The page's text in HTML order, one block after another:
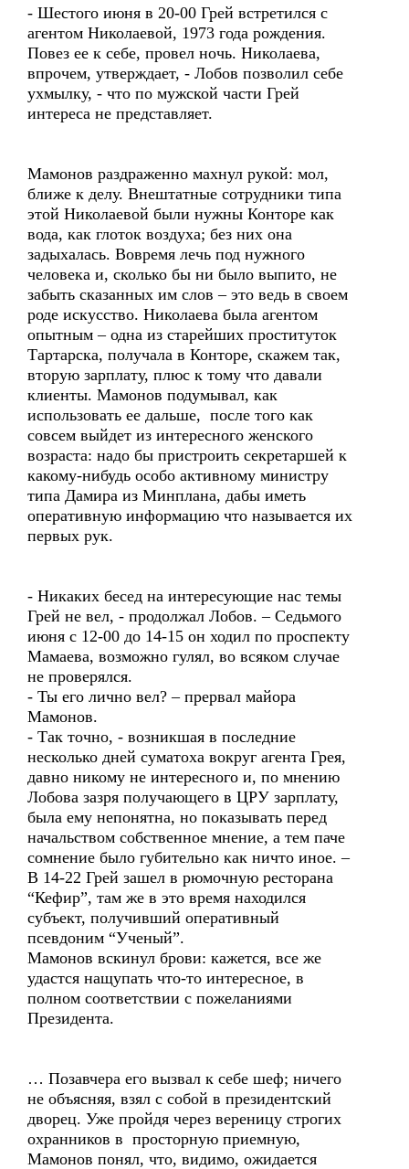
- Шестого июня в 20-00 Грей встретился с
агентом Николаевой, 1973 года рождения.
Повез ее к себе, провел ночь. Николаева,
впрочем, утверждает, - Лобов позволил себе
ухмылку, - что по мужской части Грей
интереса не представляет.
Мамонов раздраженно махнул рукой: мол,
ближе к делу. Внештатные сотрудники типа
этой Николаевой были нужны Конторе как
вода, как глоток воздуха; без них она
задыхалась. Вовремя лечь под нужного
человека и, сколько бы ни было выпито, не
забыть сказанных им слов – это ведь в своем
роде искусство. Николаева была агентом
опытным – одна из старейших проституток
Тартарска, получала в Конторе, скажем так,
вторую зарплату, плюс к тому что давали
клиенты. Мамонов подумывал, как
использовать ее дальше, после того как
совсем выйдет из интересного женского
возраста: надо бы пристроить секретаршей к
какому-нибудь особо активному министру
типа Дамира из Минплана, дабы иметь
оперативную информацию что называется их
первых рук.
- Никаких бесед на интересующие нас темы
Грей не вел, - продолжал Лобов. – Седьмого
июня с 12-00 до 14-15 он ходил по проспекту
Мамаева, возможно гулял, во всяком случае
не проверялся.
- Ты его лично вел? – прервал майора
Мамонов.
- Так точно, - возникшая в последние
несколько дней суматоха вокруг агента Грея,
давно никому не интересного и, по мнению
Лобова зазря получающего в ЦРУ зарплату,
была ему непонятна, но показывать перед
начальством собственное мнение, а тем паче
сомнение было губительно как ничто иное. –
В 14-22 Грей зашел в рюмочную ресторана
“Кефир”, там же в это время находился
субъект, получивший оперативный
псевдоним “Ученый”.
Мамонов вскинул брови: кажется, все же
удастся нащупать что-то интересное, в
полном соответствии с пожеланиями
Президента.
… Позавчера его вызвал к себе шеф; ничего
не объясняя, взял с собой в президентский
дворец. Уже пройдя через вереницу строгих
охранников в просторную приемную,
Мамонов понял, что, видимо, ожидается